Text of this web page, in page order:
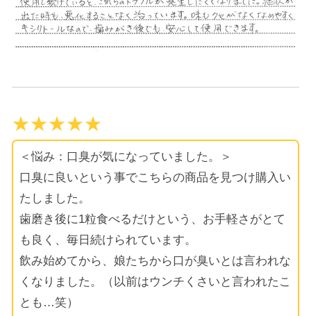
★★★★★
＜悩み：口臭が気になっていました。＞
口臭に良いという事でこちらの商品を見つけ購入い
たしました。
歯磨き後に1粒食べるだけという、お手軽さがとて
も良く、毎日続けられています。
飲み始めてから、娘たちから口が臭いとは言われな
くなりました。（以前はウンチくさいと言われたこ
とも…笑）